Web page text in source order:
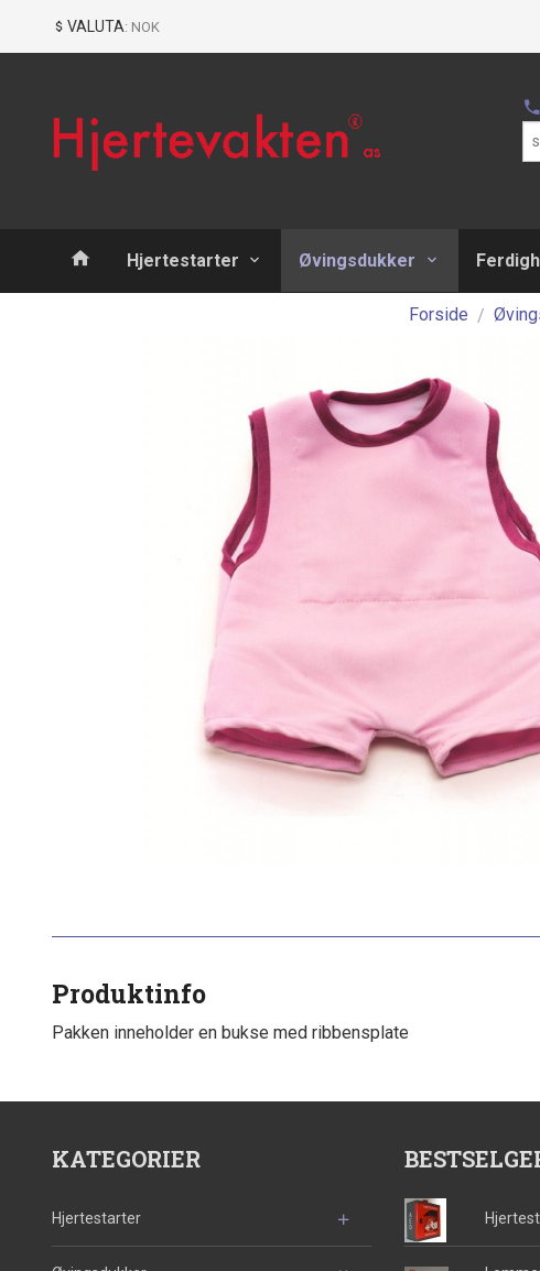
VALUTA: NOK
Produkter
Hjertestarter Øvingsdukker
Forside
Produktinfo
Pakken inneholder en bukse med ribbensplate
KATEGORIER
Hjertestarter